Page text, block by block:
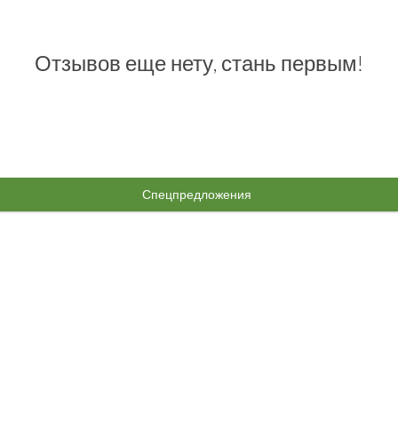
Отзывов еще нету, стань первым!
Спецпредложения